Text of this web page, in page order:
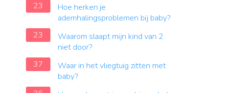
23
Hoe herken je
ademhalingsproblemen bij baby?
23
Waarom slaapt mijn kind van 2
niet door?
37
Waar in het vliegtuig zitten met
baby?